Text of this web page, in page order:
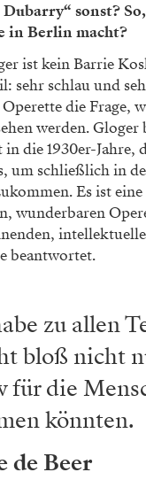
sonst?
in Berlin macht?
ist kein Barrie
sehr schlau und
die Frage,
werden.
die 1930er­-Jahre,
um schließlich in
Es ist
wunderbaren
beantwortet.
zu allen
bloß nicht
für die
könnten.
de Beer